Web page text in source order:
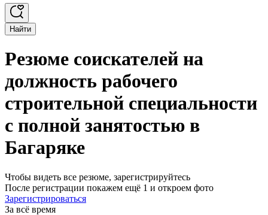
Найти
Резюме соискателей на
должность рабочего
строительной специальности
с полной занятостью в
Багаряке
Чтобы видеть все резюме, зарегистрируйтесь
После регистрации покажем ещё 1 и откроем фото
Зарегистрироваться
За всё время